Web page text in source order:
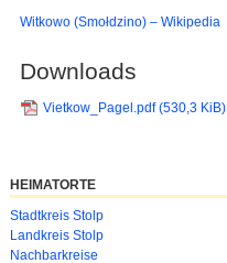
Witkowo (Smołdzino) – Wikipedia
Downloads
Vietkow_Pagel.pdf(530,3 KiB)
HEIMATORTE
Navigation
überspringen
Stadtkreis Stolp
Landkreis Stolp
Nachbarkreise